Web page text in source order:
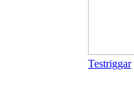
Testriggar